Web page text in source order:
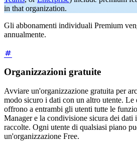
in that organization.
Gli abbonamenti individuali Premium
annualmente.
Organizzazioni gratuite
Avviare un'organizzazione gratuita per
modo sicuro i dati con un altro utente. Le
offrono a entrambi gli utenti tutte le
Manager e la condivisione sicura dei dati
raccolte. Ogni utente di qualsiasi piano
un'organizzazione Free.